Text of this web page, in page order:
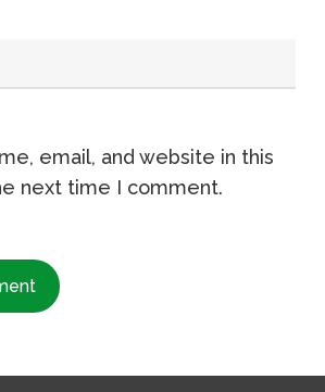
email, and website in this
next time I comment.